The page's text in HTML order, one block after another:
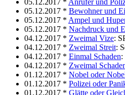
05.12.2017 * Bewohner und
05.12.2017 * Ampel und
05.12.2017 * Nachdruck und
04.12.2017 * Zweimal Vize:
04.12.2017 * Zweimal Streit:
04.12.2017 * Einmal Schaden:
04.12.2017 * Zweimal
01.12.2017 * Nobel oder
01.12.2017 * Polizei oder
01.12.2017 * Glätte oder